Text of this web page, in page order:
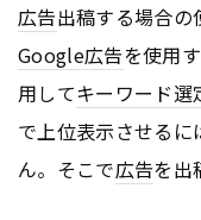
広告出稿する場合の
Google広告を使用
用してキーワード選
で上位表示させる
ん。そこで広告を出